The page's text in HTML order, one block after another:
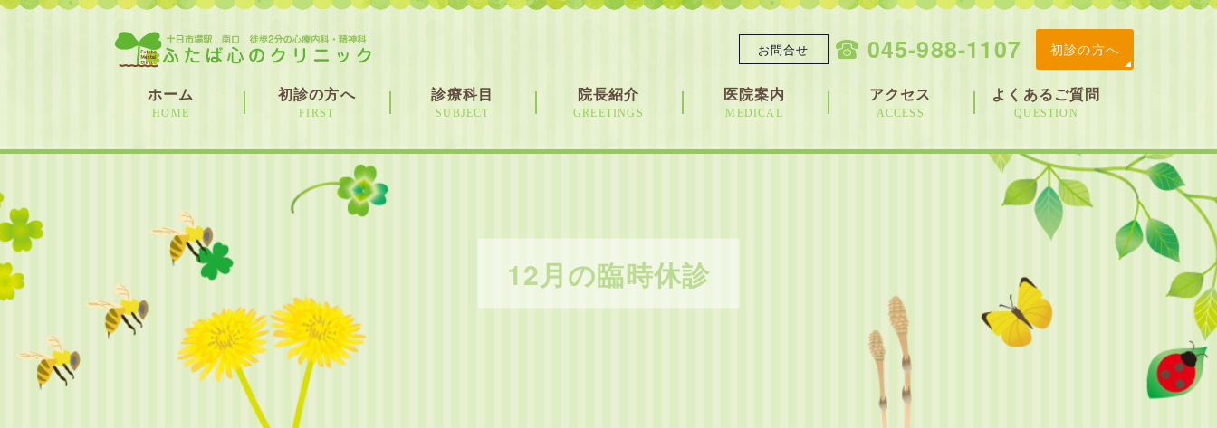
お問合せ 045-988-1107 初診の方へ
ホーム
HOME
初診の方へ
FIRST
診療科目
SUBJECT
院長紹介
GREETINGS
医院案内
MEDICAL
アクセス
ACCESS
よくあるご質問
QUESTION
12月の臨時休診